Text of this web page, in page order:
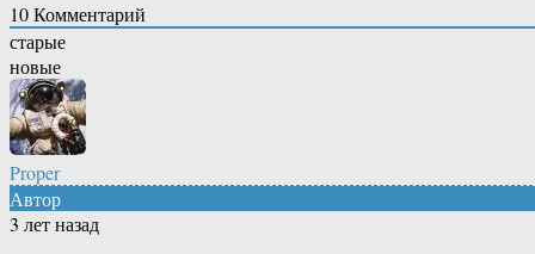
10Комментарий
старые
новые
Proper
Автор
3 лет назад